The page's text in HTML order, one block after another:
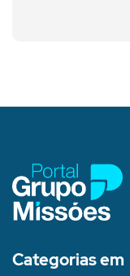
Categorias em